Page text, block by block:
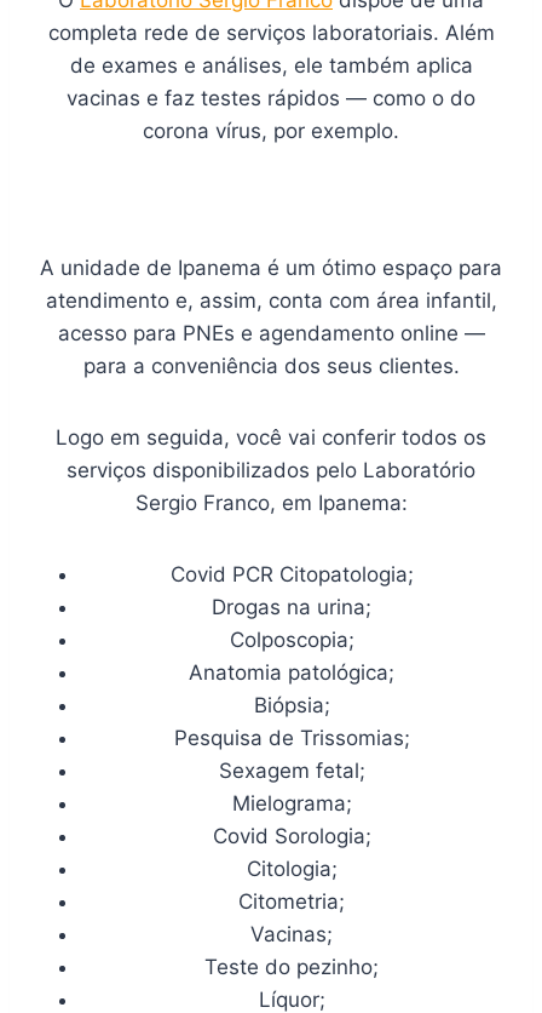
completa rede de serviços laboratoriais. Além
de exames e análises, ele também aplica
vacinas e faz testes rápidos — como o do
corona vírus, por exemplo.
A unidade de Ipanema é um ótimo espaço para
atendimento e, assim, conta com área infantil,
acesso para PNEs e agendamento online —
para a conveniência dos seus clientes.
Logo em seguida, você vai conferir todos os
serviços disponibilizados pelo Laboratório
Sergio Franco, em Ipanema:
Covid PCR Citopatologia;
Drogas na urina;
Colposcopia;
Anatomia patológica;
Biópsia;
Pesquisa de Trissomias;
Sexagem fetal;
Mielograma;
Covid Sorologia;
Citologia;
Citometria;
Vacinas;
Teste do pezinho;
Líquor;